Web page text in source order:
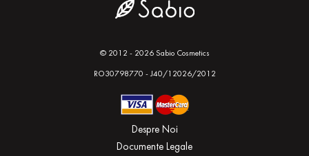
© 2012 - 2026 Sabio Cosmetics
RO30798770 - J40/12026/2012
Despre Noi
Documente Legale